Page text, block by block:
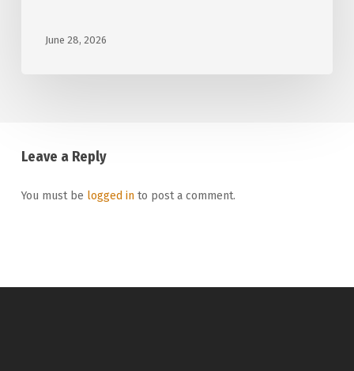
June 28, 2026
Leave a Reply
You must be logged into post a comment.